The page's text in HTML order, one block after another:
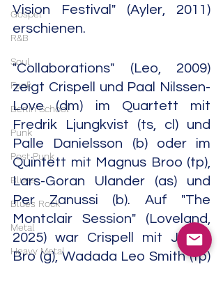
Gospel
R&B
Soul
Funk
Berlin School
Punk
Post Punk
Blues
Blues Rock
Metal
Heavy Metal
Vision Festival" (Ayler, 2011)
erschienen.
"Collaborations" (Leo, 2009)
zeigt Crispell und Paal Nilssen-
Love (dm) im Quartett mit
Fredrik Ljungkvist (ts, cl) und
Palle Danielsson (b) oder im
Quintett mit Magnus Broo (tp),
Lars-Goran Ulander (as) und
Per Zanussi (b). Auf "The
Montclair Session" (Loveland,
2025) war Crispell mit Jakob
Bro (g), Wadada Leo Smith (tp)